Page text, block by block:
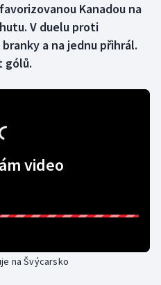
Kanadou na
V duelu proti
a na jednu přihrál.
gólů.
video
na Švýcarsko